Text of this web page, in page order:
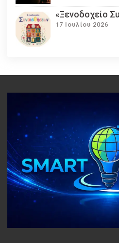
«Ξενοδοχείο
17 Ιουλίου 2026